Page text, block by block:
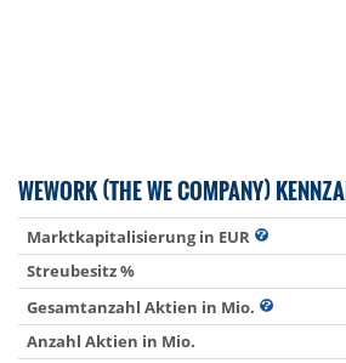
WEWORK (THE WE COMPANY)
Marktkapitalisierung in EUR
Streubesitz %
Gesamtanzahl Aktien in Mio.
Anzahl Aktien in Mio.